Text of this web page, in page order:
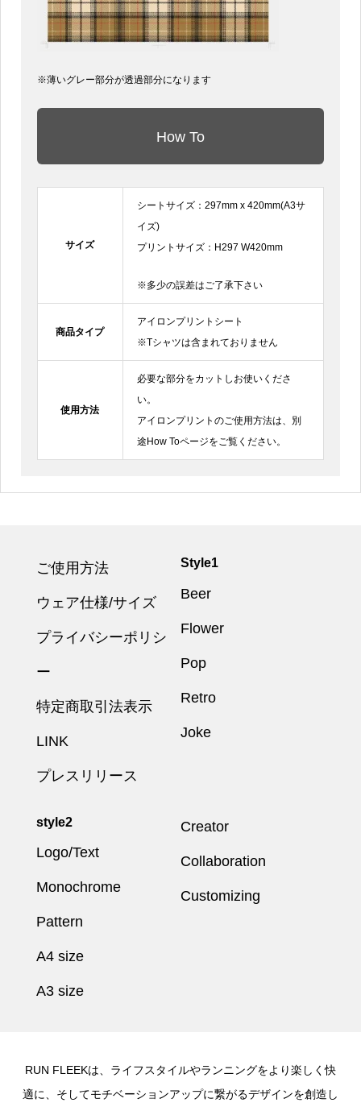
※薄いグレー部分が透過部分になります
How To
サイズ
シートサイズ：297mm x 420mm(A3サ
イズ)
プリントサイズ：H297 W420mm
※多少の誤差はご了承下さい
商品タイプ
アイロンプリントシート
※Tシャツは含まれておりません
使用方法
必要な部分をカットしお使いくださ
い。
アイロンプリントのご使用方法は、別
途How Toページをご覧ください。
ご使用方法
ウェア仕様/サイズ
プライバシーポリシ
ー
特定商取引法表示
LINK
プレスリリース
Style1
Beer
Flower
Pop
Retro
Joke
style2
Logo/Text
Monochrome
Pattern
A4 size
A3 size
Creator
Collaboration
Customizing
RUN FLEEKは、ライフスタイルやランニングをより楽しく快
適に、そしてモチベーションアップに繋がるデザインを創造し